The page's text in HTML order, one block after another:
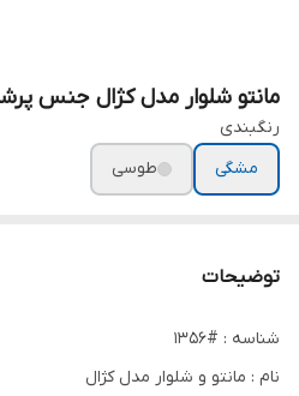
مانتو شلوار مدل کژال جنس
رنگبندی
مشگی
طوسی
توضیحات
شناسه : #1356
نام : مانتو و شلوار مدل کژال